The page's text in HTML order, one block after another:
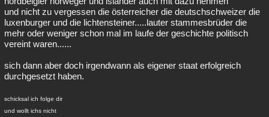
und nicht zu vergessen die österreicher die deutschschweizer die
luxenburger und die lichtensteiner.....lauter stammesbrüder die
mehr oder weniger schon mal im laufe der geschichte politisch
vereint waren......
sich dann aber doch irgendwann als eigener staat erfolgreich
durchgesetzt haben.
schicksal ich folge dir
und wollt ichs nicht